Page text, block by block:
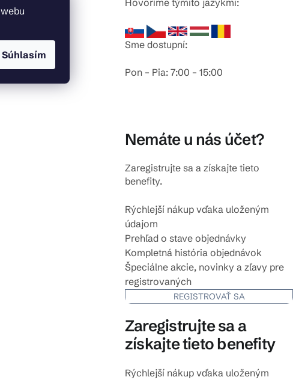
Súhlasím
Sme dostupní:
Pon – Pia: 7:00 – 15:00
Nemáte u nás účet?
Zaregistrujte sa a získajte tieto
benefity.
Rýchlejší nákup vďaka uloženým
údajom
Prehľad o stave objednávky
Kompletná história objednávok
Špeciálne akcie, novinky a zľavy pre
registrovaných
REGISTROVAŤ SA
Zaregistrujte sa a
získajte tieto benefity
Rýchlejší nákup vďaka uloženým
a podlahy